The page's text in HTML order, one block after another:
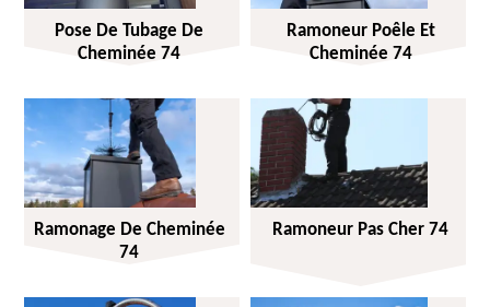
Pose De Tubage De
Cheminée 74
Ramoneur Poêle Et
Cheminée 74
Ramonage De Cheminée
74
Ramoneur Pas Cher 74